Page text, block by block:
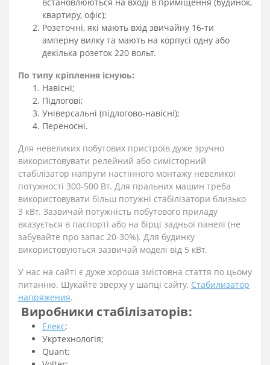
квартиру, офіс);
Розеточні, які мають вхід звичайну 16-ти
амперну вилку та мають на корпусі одну або
декілька розеток 220 вольт.
По типу кріплення існуюь:
Навісні;
Підлогові;
Універсальні (підлогово-навісні);
Переносні.
Для невеликих побутових пристроїв дуже зручно
використовувати релейний або симісторний
стабілізатор напруги настінного монтажу невеликої
потужності 300-500 Вт. Для пральних машин треба
використовувати більш потужні стабілізатори близько
3 кВт. Зазвичай потужність побутового приладу
вказується в паспорті або на бірці задньої панелі (не
забувайте про запас 20-30%). Для будинку
використовуються зазвичай моделі від 5 кВт.
У нас на сайті є дуже хороша змістовна стаття по цьому
питанню. Шукайте зверху у шапці сайту. Стабилизатор
напряжения.
Виробники стабілізаторів:
Елекс;
Укртехнологія;
Quant;